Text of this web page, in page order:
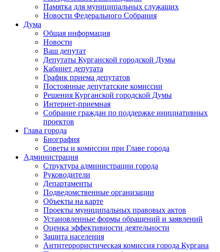
Памятка для муниципальных служащих
Новости Федерального Cобрания
Дума
Общая информация
Новости
Ваш депутат
Депутаты Курганской городской Думы
Кабинет депутата
График приема депутатов
Постоянные депутатские комиссии
Решения Курганской городской Думы
Интернет-приемная
Собрание граждан по поддержке инициативных
проектов
Глава города
Биография
Советы и комиссии при Главе города
Администрация
Структура администрации города
Руководители
Департаменты
Подведомственные организации
Объекты на карте
Проекты муниципальных правовых актов
Установленные формы обращений и заявлений
Оценка эффективности деятельности
Защита населения
Антитеррористическая комиссия города Кургана